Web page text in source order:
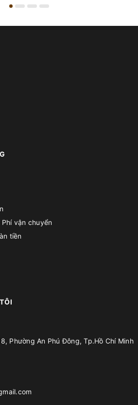
vận chuyển
tiền
Phường An Phú Đông, Tp.Hồ Chí Minh